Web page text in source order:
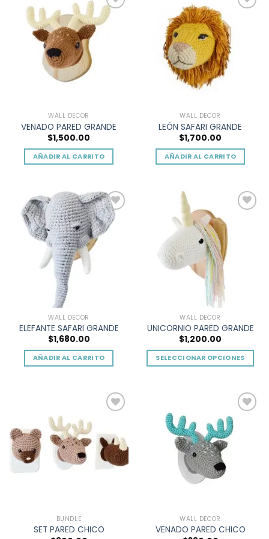
múltiples
variantes.
Las
opciones
se
pueden
elegir
página
de
producto
Add to
wishlist
WALL DECOR
VENADO PARED GRANDE
$1,500.00
AÑADIR AL CARRITO
wishlist
WALL DECOR
LEÓN SAFARI GRANDE
$1,700.00
AÑADIR AL CARRITO
Add to
wishlist
WALL DECOR
ELEFANTE SAFARI GRANDE
$1,680.00
AÑADIR AL CARRITO
WALL DECOR
UNICORNIO PARED GRANDE
$1,200.00
SELECCIONAR OPCIONES
variantes.
Las
opciones
se
pueden
elegir
página
de
BUNDLE
SET PARED CHICO
Add to
wishlist
WALL DECOR
VENADO PARED CHICO